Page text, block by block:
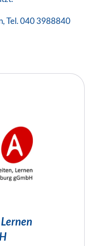
Tel. 040 3988840